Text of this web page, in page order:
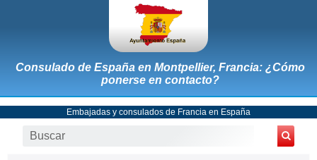
Consulado de España en Montpellier, Francia: ¿Cómo
ponerse en contacto?
Embajadas y consulados de Francia en España